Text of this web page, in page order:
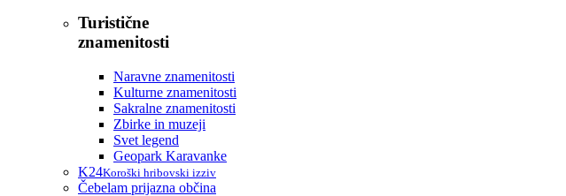
Turistične
znamenitosti
Naravne znamenitosti
Kulturne znamenitosti
Sakralne znamenitosti
Zbirke in muzeji
Svet legend
Geopark Karavanke
K24Koroški hribovski izziv
Čebelam prijazna občina